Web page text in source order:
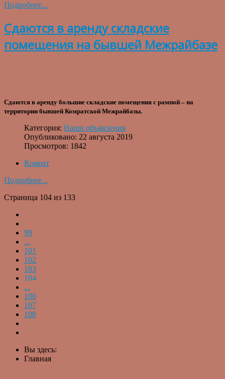
Подробнее...
Сдаются в аренду складские
помещения на бывшей Межрайбазе
Сдаются в аренду большие складские помещения с рампой – на
территории бывшей Комратской Межрайбазы.
Категория: Наши объявления
Опубликовано: 22 августа 2019
Просмотров: 1842
Комрат
Подробнее...
Страница 104 из 133
99
...
101
102
103
104
...
106
107
108
Вы здесь:
Главная